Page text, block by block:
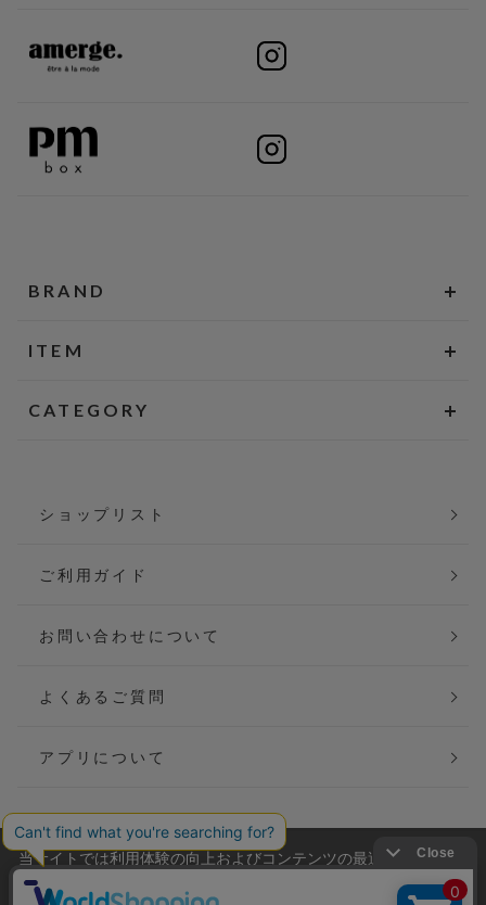
BRAND
ITEM
CATEGORY
ショップリスト
ご利用ガイド
お問い合わせについて
よくあるご質問
アプリについて
会社概要
当サイトでは利用体験の向上およびコンテンツの最適な提供、ト
ラフィックの分析を目的としてCookieを使用しています。